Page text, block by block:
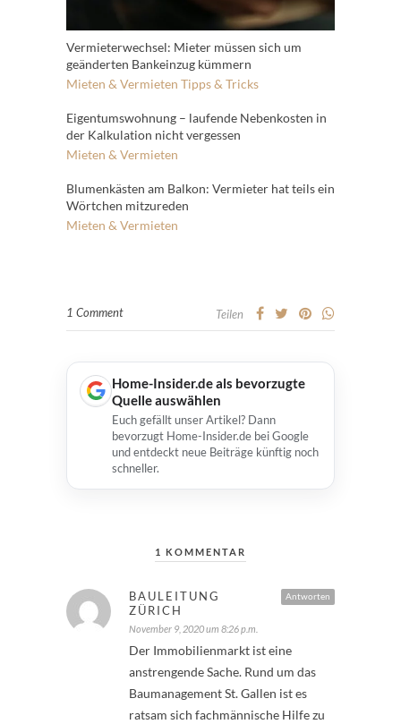
Vermieterwechsel: Mieter müssen sich um
geänderten Bankeinzug kümmern
Mieten & Vermieten Tipps & Tricks
Eigentumswohnung – laufende Nebenkosten in
der Kalkulation nicht vergessen
Mieten & Vermieten
Blumenkästen am Balkon: Vermieter hat teils ein
Wörtchen mitzureden
Mieten & Vermieten
1 Comment Teilen
Home-Insider.de als bevorzugte
Quelle auswählen
Euch gefällt unser Artikel? Dann
bevorzugt Home-Insider.de bei Google
und entdeckt neue Beiträge künftig noch
schneller.
1 KOMMENTAR
Antworten
BAULEITUNG
ZÜRICH
November 9, 2020 um 8:26 p.m.
Der Immobilienmarkt ist eine
anstrengende Sache. Rund um das
Baumanagement St. Gallen ist es
ratsam sich fachmännische Hilfe zu